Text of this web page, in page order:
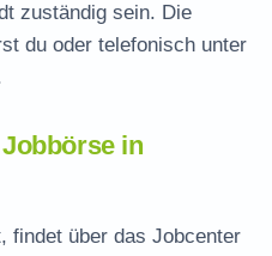
zuständig sein. Die
du oder telefonisch unter
in
findet über das Jobcenter